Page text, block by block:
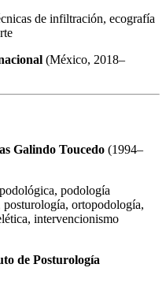
de infiltración, ecografía
(México, 2018–
Galindo Toucedo (1994–
podología
ortopodología,
intervencionismo
de Posturología